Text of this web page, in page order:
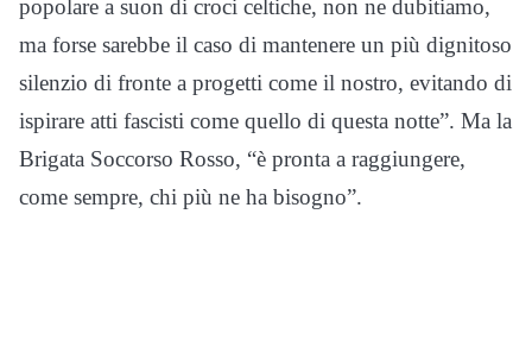
popolare a suon di croci celtiche, non ne dubitiamo,
ma forse sarebbe il caso di mantenere un più dignitoso
silenzio di fronte a progetti come il nostro, evitando di
ispirare atti fascisti come quello di questa notte”. Ma la
Brigata Soccorso Rosso, “è pronta a raggiungere,
come sempre, chi più ne ha bisogno”.